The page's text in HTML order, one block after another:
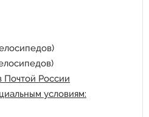
Почтой России
условиям: